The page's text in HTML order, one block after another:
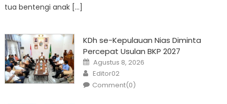
tua bentengi anak […]
KDh se-Kepulauan Nias Diminta
Percepat Usulan BKP 2027
Posted
on
Agustus 8, 2026
Author
Editor02
Comment(0)